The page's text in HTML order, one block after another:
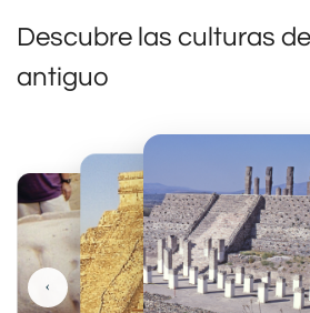
Descubre las culturas
antiguo
‹